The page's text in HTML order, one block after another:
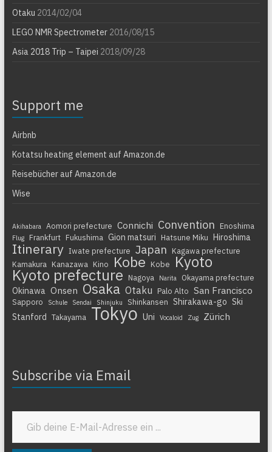
Otaku 2014/02/04
LEGO NMR Spectrometer2016/08/15
Asia 2018 Trip – Taipei 2018/09/28
Support me
Airbnb
Kotatsu heating element auf Amazon.de
Reisebücher auf Amazon.de
Wise
Akihabara Aomori prefecture Connichi Convention Enoshima
Flug Frankfurt Fukushima Gion matsuri Hatsune Miku Hiroshima
Itinerary Iwate prefecture Japan
Kagawa prefecture
Kamakura Kanazawa Kino Kobe Kobe Kyoto
Kyoto prefecture Nagoya Narita Okayama prefecture
Okinawa Onsen Osaka Otaku Palo Alto San Francisco
Sapporo Schule Sendai Shinjuku Shinkansen Shirakawa-go Ski
Stanford Takayama Tokyo Uni Vocaloid Zug Zürich
Subscribe via Email
Gib deine E-Mail-Adresse ein ...